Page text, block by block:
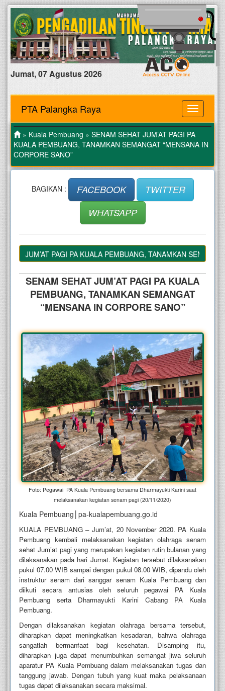
Jumat, 07 Agustus 2026
MENU
PTA Palangka Raya
» Kuala Pembuang » SENAM SEHAT JUM’AT PAGI PA
KUALA PEMBUANG, TANAMKAN SEMANGAT “MENSANA IN
CORPORE SANO”
BAGIKAN : FACEBOOK
TWITTER
WHATSAPP
JUM’AT PAGI PA KUALA PEMBUANG, TANAMKAN SEMANGAT
SENAM SEHAT JUM’AT PAGI PA KUALA
PEMBUANG, TANAMKAN SEMANGAT
“MENSANA IN CORPORE SANO”
Foto: Pegawai PA Kuala Pembuang bersama Dharmayukti Karini saat
melaksanakan kegiatan senam pagi (20/11/2020)
Kuala Pembuang│pa-kualapembuang.go.id
KUALA PEMBUANG – Jum’at, 20 November 2020. PA Kuala
Pembuang kembali melaksanakan kegiatan olahraga senam
sehat Jum’at pagi yang merupakan kegiatan rutin bulanan yang
dilaksanakan pada hari Jumat. Kegiatan tersebut dilaksanakan
pukul 07.00 WIB sampai dengan pukul 08.00 WIB, dipandu oleh
instruktur senam dari sanggar senam Kuala Pembuang dan
diikuti secara antusias oleh seluruh pegawai PA Kuala
Pembuang serta Dharmayukti Karini Cabang PA Kuala
Pembuang.
Dengan dilaksanakan kegiatan olahraga bersama tersebut,
diharapkan dapat meningkatkan kesadaran, bahwa olahraga
sangatlah bermanfaat bagi kesehatan. Disamping itu,
diharapkan juga dapat menumbuhkan semangat jiwa seluruh
aparatur PA Kuala Pembuang dalam melaksanakan tugas dan
tanggung jawab. Dengan tubuh yang kuat maka pelaksanaan
tugas dapat dilaksanakan secara maksimal.